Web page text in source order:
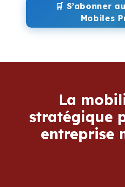
🛒 S’abonner
Mobiles
La
stratégique
entreprise